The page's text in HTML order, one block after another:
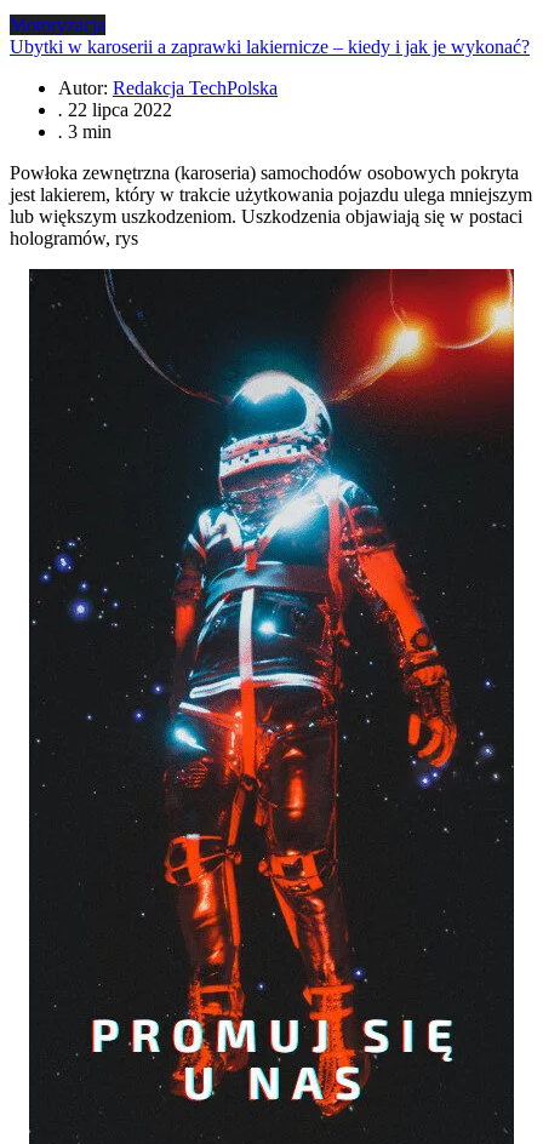
Motoryzacja
Ubytki w karoserii a zaprawki lakiernicze – kiedy i jak je wykonać?
Autor: Redakcja TechPolska
. 22 lipca 2022
. 3 min
Powłoka zewnętrzna (karoseria) samochodów osobowych pokryta
jest lakierem, który w trakcie użytkowania pojazdu ulega mniejszym
lub większym uszkodzeniom. Uszkodzenia objawiają się w postaci
hologramów, rys